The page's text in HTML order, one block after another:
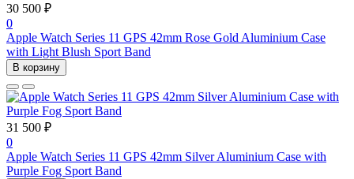
30 500 ₽
0
Apple Watch Series 11 GPS 42mm Rose Gold Aluminium Case
with Light Blush Sport Band
В корзину
31 500 ₽
0
Apple Watch Series 11 GPS 42mm Silver Aluminium Case with
Purple Fog Sport Band